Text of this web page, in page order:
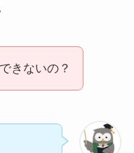
きないの？